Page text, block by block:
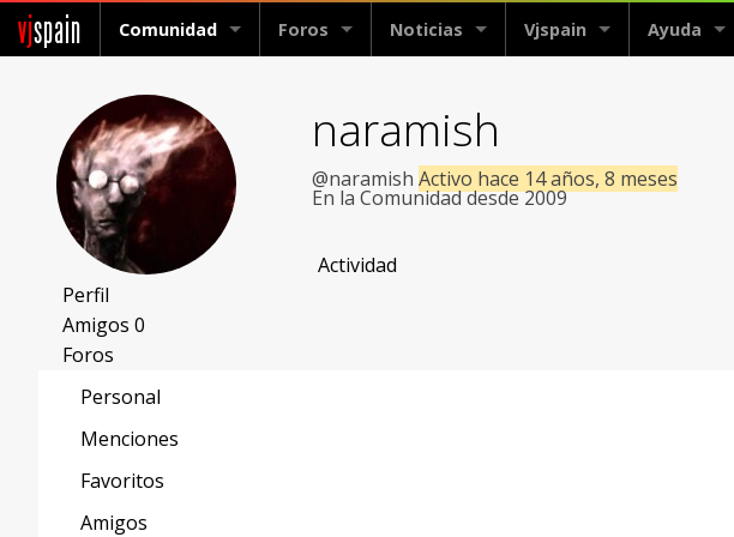
vjspain Comunidad Foros Noticias Vjspain Ayuda
naramish
@naramish Activo hace 14 años, 8 meses
En la Comunidad desde 2009
Actividad
Perfil
Amigos 0
Foros
Personal
Menciones
Favoritos
Amigos